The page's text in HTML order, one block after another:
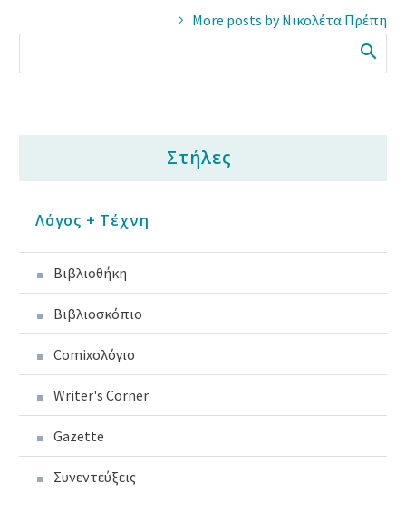
More posts by Νικολέτα Πρέπη
Στήλες
Λόγος + Τέχνη
Βιβλιοθήκη
Βιβλιοσκόπιο
Comixoλόγιο
Writer's Corner
Gazette
Συνεντεύξεις